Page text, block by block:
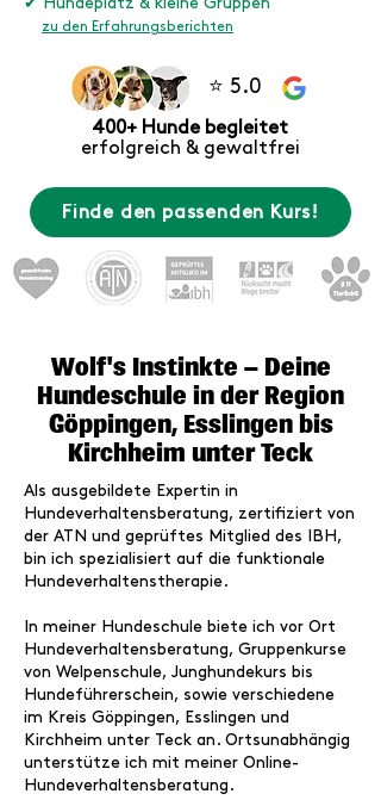
✔ Hundeplatz & kleine Gruppen
zu den Erfahrungsberichten
⭐ 5.0
400+ Hunde begleitet
erfolgreich & gewaltfrei
Finde den passenden Kurs!
Wolf's Instinkte – Deine
Hundeschule in der Region
Göppingen, Esslingenbis
Kirchheim unter Teck
Als ausgebildete Expertin in
Hundeverhaltensberatung, zertifiziert von
der ATN und geprüftes Mitglied des IBH,
bin ich spezialisiert auf die funktionale
Hundeverhaltenstherapie.
In meiner Hundeschule biete ich vor Ort
Hundeverhaltensberatung, Gruppenkurse
von Welpenschule, Junghundekurs bis
Hundeführerschein, sowie verschiedene
im Kreis Göppingen, Esslingen und
Kirchheim unter Teck an. Ortsunabhängig
unterstütze ich mit meiner Online-
Hundeverhaltensberatung .